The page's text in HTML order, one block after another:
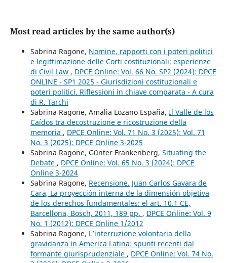
Most read articles by the same author(s)
Sabrina Ragone, Nomine, rapporti con i poteri politici
e legittimazione delle Corti costituzionali: esperienze
di Civil Law , DPCE Online: Vol. 66 No. SP2 (2024): DPCE
ONLINE - SP1 2025 - Giurisdizioni costituzionali e
poteri politici. Riflessioni in chiave comparata - A cura
di R. Tarchi
Sabrina Ragone, Amalia Lozano España, Il Valle de los
Caídos tra decostruzione e ricostruzione della
memoria , DPCE Online: Vol. 71 No. 3 (2025): Vol. 71
No. 3 (2025): DPCE Online 3-2025
Sabrina Ragone, Günter Frankenberg, Situating the
Debate , DPCE Online: Vol. 65 No. 3 (2024): DPCE
Online 3-2024
Sabrina Ragone, Recensione. Juan Carlos Gavara de
Cara, La proyección interna de la dimensión objetiva
de los derechos fundamentales: el art. 10.1 CE,
Barcellona, Bosch, 2011, 189 pp. , DPCE Online: Vol. 9
No. 1 (2012): DPCE Online 1/2012
Sabrina Ragone, L’interruzione volontaria della
gravidanza in America Latina: spunti recenti dal
formante giurisprudenziale , DPCE Online: Vol. 74 No.